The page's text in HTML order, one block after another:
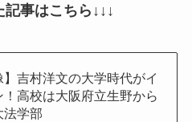
事はこちら↓↓↓
】吉村洋文の大学時代がイ
！高校は大阪府立生野から
法学部